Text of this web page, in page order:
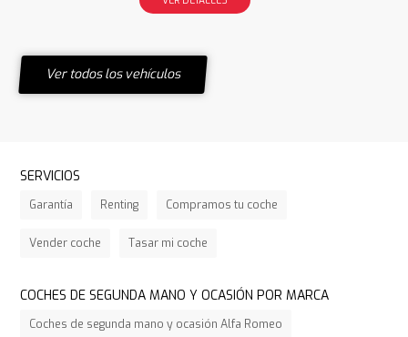
Ver todos los vehículos
SERVICIOS
Garantía Renting Compramos tu coche
Vender coche Tasar mi coche
COCHES DE SEGUNDA MANO Y OCASIÓN POR MARCA
Coches de segunda mano y ocasión Alfa Romeo